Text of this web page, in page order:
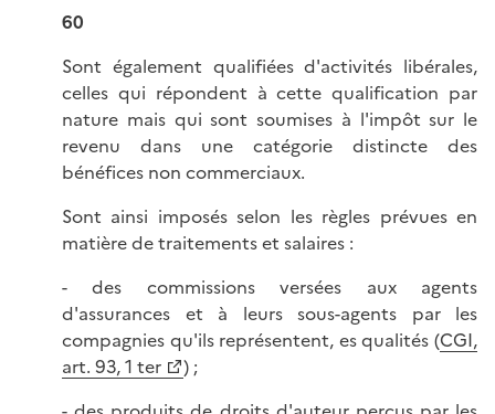
60
Sont également qualifiées d'activités libérales,
celles qui répondent à cette qualification par
nature mais qui sont soumises à l'impôt sur le
revenu dans une catégorie distincte des
bénéfices non commerciaux.
Sont ainsi imposés selon les règles prévues en
matière de traitements et salaires :
- des commissions versées aux agents
d'assurances et à leurs sous-agents par les
compagnies qu'ils représentent, es qualités (CGI,
art. 93, 1 ter
) ;